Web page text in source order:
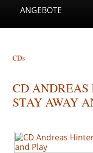
ANGEBOTE
CDs
CD ANDREAS
STAY AWAY